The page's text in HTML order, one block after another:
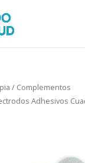
/ Complementos
Adhesivos